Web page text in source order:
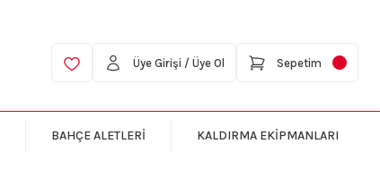
Üye Girişi / Üye Ol Sepetim
BAHÇE ALETLERİ KALDIRMA EKİPMANLARI